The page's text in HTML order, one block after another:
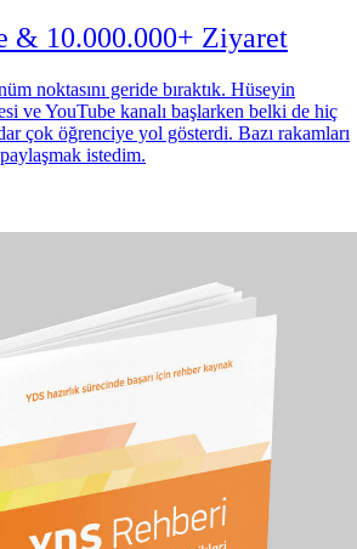
& 10.000.000+ Ziyaret
noktasını geride bıraktık. Hüseyin
ve YouTube kanalı başlarken belki de hiç
çok öğrenciye yol gösterdi. Bazı rakamları
istedim.